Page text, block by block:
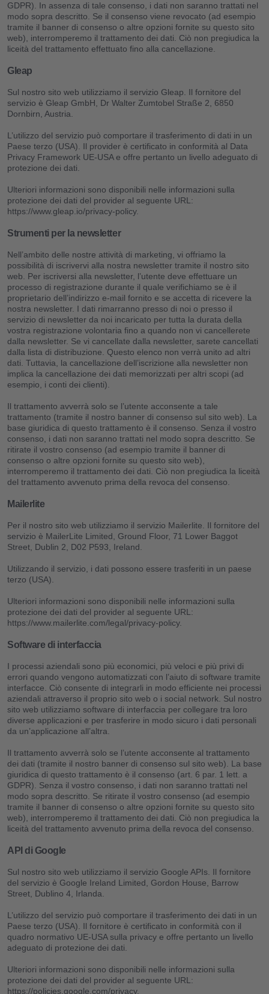
GDPR). In assenza di tale consenso, i dati non saranno trattati nel
modo sopra descritto. Se il consenso viene revocato (ad esempio
tramite il banner di consenso o altre opzioni fornite su questo sito
web), interromperemo il trattamento dei dati. Ciò non pregiudica la
liceità del trattamento effettuato fino alla cancellazione.
Gleap
Sul nostro sito web utilizziamo il servizio Gleap. Il fornitore del
servizio è Gleap GmbH, Dr Walter Zumtobel Straße 2, 6850
Dornbirn, Austria.
L’utilizzo del servizio può comportare il trasferimento di dati in un
Paese terzo (USA). Il provider è certificato in conformità al Data
Privacy Framework UE-USA e offre pertanto un livello adeguato di
protezione dei dati.
Ulteriori informazioni sono disponibili nelle informazioni sulla
protezione dei dati del provider al seguente URL:
https://www.gleap.io/privacy-policy.
Strumenti per la newsletter
Nell’ambito delle nostre attività di marketing, vi offriamo la
possibilità di iscrivervi alla nostra newsletter tramite il nostro sito
web. Per iscriversi alla newsletter, l’utente deve effettuare un
processo di registrazione durante il quale verifichiamo se è il
proprietario dell’indirizzo e-mail fornito e se accetta di ricevere la
nostra newsletter. I dati rimarranno presso di noi o presso il
servizio di newsletter da noi incaricato per tutta la durata della
vostra registrazione volontaria fino a quando non vi cancellerete
dalla newsletter. Se vi cancellate dalla newsletter, sarete cancellati
dalla lista di distribuzione. Questo elenco non verrà unito ad altri
dati. Tuttavia, la cancellazione dell’iscrizione alla newsletter non
implica la cancellazione dei dati memorizzati per altri scopi (ad
esempio, i conti dei clienti).
Il trattamento avverrà solo se l’utente acconsente a tale
trattamento (tramite il nostro banner di consenso sul sito web). La
base giuridica di questo trattamento è il consenso. Senza il vostro
consenso, i dati non saranno trattati nel modo sopra descritto. Se
ritirate il vostro consenso (ad esempio tramite il banner di
consenso o altre opzioni fornite su questo sito web),
interromperemo il trattamento dei dati. Ciò non pregiudica la liceità
del trattamento avvenuto prima della revoca del consenso.
Mailerlite
Per il nostro sito web utilizziamo il servizio Mailerlite. Il fornitore del
servizio è MailerLite Limited, Ground Floor, 71 Lower Baggot
Street, Dublin 2, D02 P593, Ireland.
Utilizzando il servizio, i dati possono essere trasferiti in un paese
terzo (USA).
Ulteriori informazioni sono disponibili nelle informazioni sulla
protezione dei dati del provider al seguente URL:
https://www.mailerlite.com/legal/privacy-policy.
Software di interfaccia
I processi aziendali sono più economici, più veloci e più privi di
errori quando vengono automatizzati con l’aiuto di software tramite
interfacce. Ciò consente di integrarli in modo efficiente nei processi
aziendali attraverso il proprio sito web o i social network. Sul nostro
sito web utilizziamo software di interfaccia per collegare tra loro
diverse applicazioni e per trasferire in modo sicuro i dati personali
da un’applicazione all’altra.
Il trattamento avverrà solo se l’utente acconsente al trattamento
dei dati (tramite il nostro banner di consenso sul sito web). La base
giuridica di questo trattamento è il consenso (art. 6 par. 1 lett. a
GDPR). Senza il vostro consenso, i dati non saranno trattati nel
modo sopra descritto. Se ritirate il vostro consenso (ad esempio
tramite il banner di consenso o altre opzioni fornite su questo sito
web), interromperemo il trattamento dei dati. Ciò non pregiudica la
liceità del trattamento avvenuto prima della revoca del consenso.
API di Google
Sul nostro sito web utilizziamo il servizio Google APIs. Il fornitore
del servizio è Google Ireland Limited, Gordon House, Barrow
Street, Dublino 4, Irlanda.
L’utilizzo del servizio può comportare il trasferimento dei dati in un
Paese terzo (USA). Il fornitore è certificato in conformità con il
quadro normativo UE-USA sulla privacy e offre pertanto un livello
adeguato di protezione dei dati.
Ulteriori informazioni sono disponibili nelle informazioni sulla
protezione dei dati del provider al seguente URL:
https://policies.google.com/privacy.